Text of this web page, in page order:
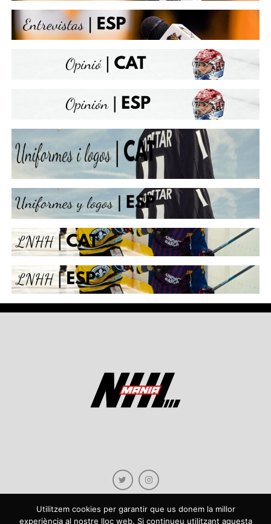
Utilitzem cookies per garantir que us donem la millor
experiència al nostre lloc web. Si continueu utilitzant aquesta